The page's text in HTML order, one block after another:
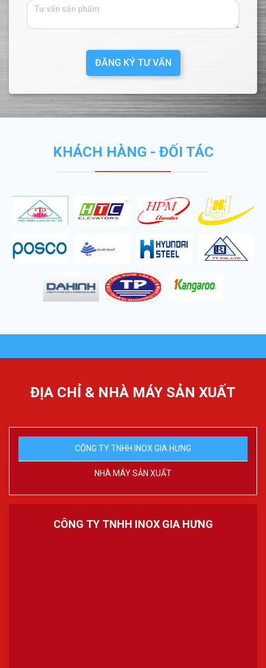
ĐĂNG KÝ TƯ VẤN
KHÁCH HÀNG - ĐỐI TÁC
ĐỊA CHỈ & NHÀ MÁY SẢN XUẤT
CÔNG TY TNHH INOX GIA HƯNG
NHÀ MÁY SẢN XUẤT
CÔNG TY TNHH INOX GIA HƯNG